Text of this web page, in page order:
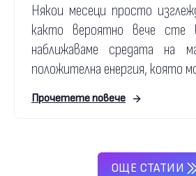
Някои месеци просто
както вероятно вече сте
наближаваме средата на
положителна енергия, която
Прочетете повече
ОЩЕ СТАТИИ